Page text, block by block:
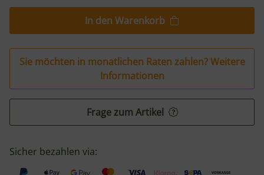
In den Warenkorb
Sie möchten in monatlichen Raten zahlen?Weitere
Informationen
Frage zum Artikel
Sicher bezahlen via: